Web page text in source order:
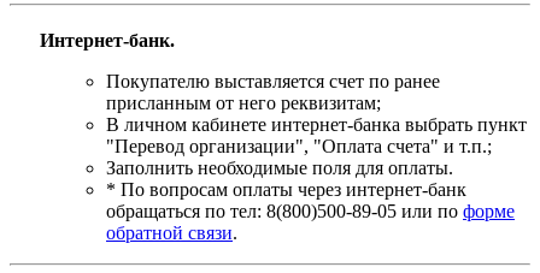
Интернет-банк.
Покупателю выставляется счет по ранее
присланным от него реквизитам;
В личном кабинете интернет-банка выбрать пункт
"Перевод организации", "Оплата счета" и т.п.;
Заполнить необходимые поля для оплаты.
* По вопросам оплаты через интернет-банк
обращаться по тел: 8(800)500-89-05 или по форме
обратной связи.